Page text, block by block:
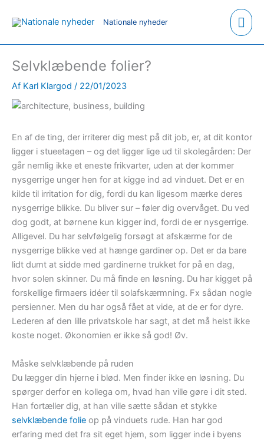
Nationale nyheder
Selvklæbende folier?
Af Karl Klargod / 22/01/2023
En af de ting, der irriterer dig mest på dit job, er, at dit kontor
ligger i stueetagen – og det ligger lige ud til skolegården: Der
går nemlig ikke et eneste frikvarter, uden at der kommer
nysgerrige unger hen for at kigge ind ad vinduet. Det er en
kilde til irritation for dig, fordi du kan ligesom mærke deres
nysgerrige blikke. Du bliver sur – føler dig overvåget. Du ved
dog godt, at børnene kun kigger ind, fordi de er nysgerrige.
Alligevel. Du har selvfølgelig forsøgt at afskærme for de
nysgerrige blikke ved at hænge gardiner op. Det er da bare
lidt dumt at sidde med gardinerne trukket for på en dag,
hvor solen skinner. Du må finde en løsning. Du har kigget på
forskellige firmaers idéer til solafskærmning. Fx sådan nogle
persienner. Men du har også fået at vide, at de er for dyre.
Lederen af den lille privatskole har sagt, at det må helst ikke
koste noget. Økonomien er ikke så god! Øv.
Måske selvklæbende på ruden
Du lægger din hjerne i blød. Men finder ikke en løsning. Du
spørger derfor en kollega om, hvad han ville gøre i dit sted.
Han fortæller dig, at han ville sætte sådan et stykke
selvklæbende folie op på vinduets rude. Han har god
erfaring med det fra sit eget hjem, som ligger inde i byens